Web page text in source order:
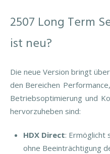
2507 Long Term
ist neu?
Die neue Version bringt
den Bereichen
Betriebsoptimierung und
hervorzuheben sind:
HDX Direct: Ermöglicht
ohne Beeinträchtigung